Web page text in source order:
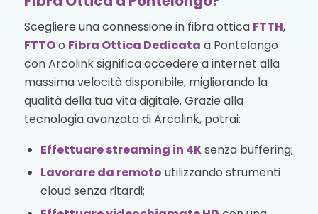
Scegliere una connessione in fibra ottica FTTH,
FTTOo Fibra Ottica Dedicata a Pontelongo
con Arcolink significa accedere a internet alla
massima velocità disponibile, migliorando la
qualità della tua vita digitale. Grazie alla
tecnologia avanzata di Arcolink, potrai:
Effettuare streaming in 4Ksenza buffering;
Lavorare da remoto utilizzando strumenti
cloud senza ritardi;